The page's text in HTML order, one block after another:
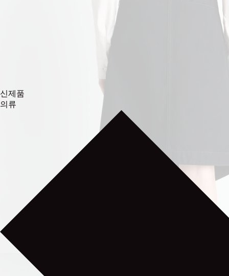
신제품
의류